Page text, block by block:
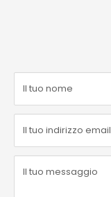
Il tuo nome
Il tuo indirizzo email
Il tuo messaggio